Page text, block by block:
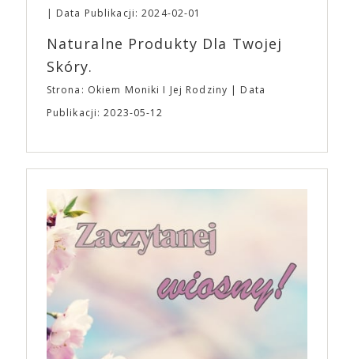
Data Publikacji: 2024-02-01
Naturalne Produkty Dla Twojej
Skóry.
Strona: Okiem Moniki I Jej Rodziny
Data
Publikacji: 2023-05-12